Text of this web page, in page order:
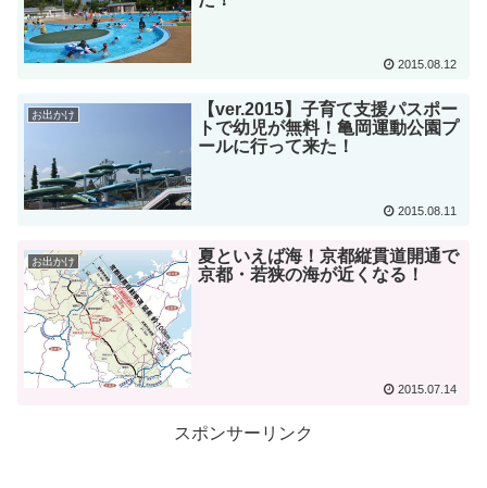
2015.08.12
お出かけ
【ver.2015】子育て支援パスポー
トで幼児が無料！亀岡運動公園プ
ールに行って来た！
2015.08.11
お出かけ
夏といえば海！京都縦貫道開通で
京都・若狭の海が近くなる！
2015.07.14
スポンサーリンク